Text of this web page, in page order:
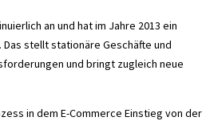
an und hat im Jahre 2013 ein
stellt stationäre Geschäfte und
und bringt zugleich neue
in dem E-Commerce Einstieg von der